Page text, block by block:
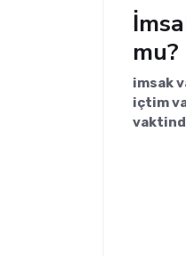
mu?
imsak
içtim